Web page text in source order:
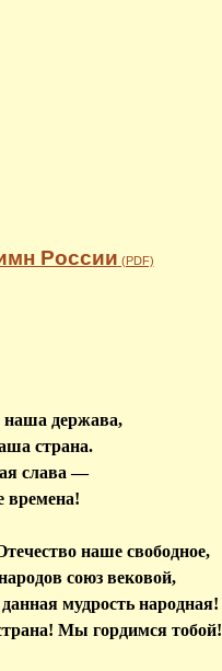
России (PDF)
держава,
страна.
слава —
времена!
наше свободное,
союз вековой,
мудрость народная!
Мы гордимся тобой!